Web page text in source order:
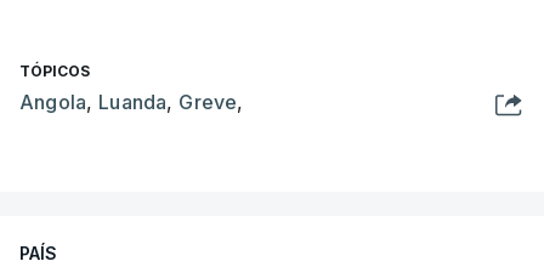
TÓPICOS
Angola, Luanda, Greve,
PAÍS